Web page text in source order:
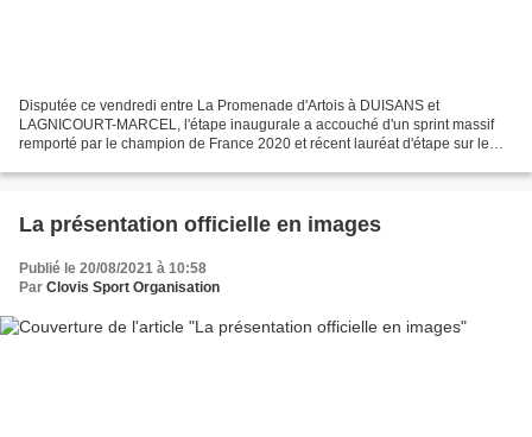
Disputée ce vendredi entre La Promenade d'Artois à DUISANS et
LAGNICOURT-MARCEL, l'étape inaugurale a accouché d'un sprint massif
remporté par le champion de France 2020 et récent lauréat d'étape sur le
La présentation officielle en images
Publié le 20/08/2021 à 10:58
Par Clovis Sport Organisation